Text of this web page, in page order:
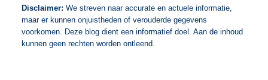
Disclaimer: We streven naar accurate en actuele informatie,
maar er kunnen onjuistheden of verouderde gegevens
voorkomen. Deze blog dient een informatief doel. Aan de inhoud
kunnen geen rechten worden ontleend.